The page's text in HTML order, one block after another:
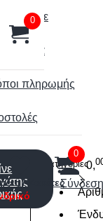
0
είμαστε
πληρωμής
Κατηγορίες
0
0,
/ Ζακέτες